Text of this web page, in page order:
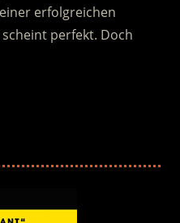
erfolgreichen
perfekt. Doch